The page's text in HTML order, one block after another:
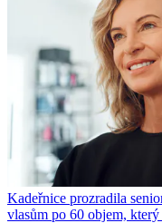
Kadeřnice prozradila
vlasům po 60 objem,